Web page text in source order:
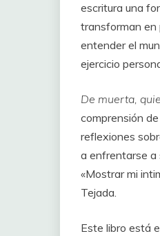
escritura una
transforman en
entender el
ejercicio
De muerta,
comprensión
reflexiones
a enfrentarse a
«Mostrar mi
Tejada.
Este libro está